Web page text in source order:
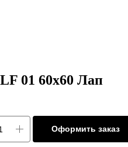
01 60x60 Лап
Оформить заказ